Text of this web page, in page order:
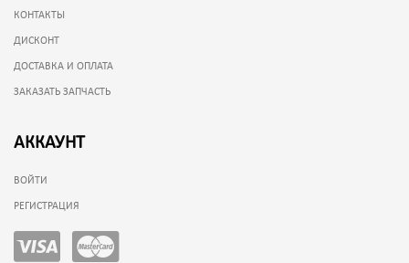
КОНТАКТЫ
ДИСКОНТ
ДОСТАВКА И ОПЛАТА
ЗАКАЗАТЬ ЗАПЧАСТЬ
АККАУНТ
ВОЙТИ
РЕГИСТРАЦИЯ